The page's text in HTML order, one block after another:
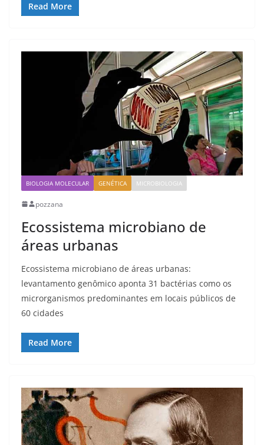
Read More
BIOLOGIA MOLECULAR GENÉTICA MICROBIOLOGIA
pozzana
Ecossistema microbiano de
áreas urbanas
Ecossistema microbiano de áreas urbanas:
levantamento genômico aponta 31 bactérias como os
microrganismos predominantes em locais públicos de
60 cidades
Read More